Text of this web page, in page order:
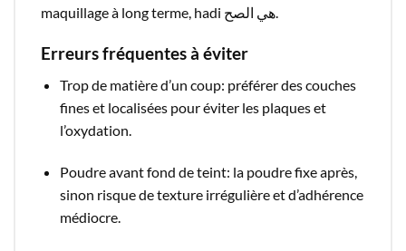
maquillage à long terme, hadi هي الصح.​
Erreurs fréquentes à éviter
Trop de matière d’un coup: préférer des couches
fines et localisées pour éviter les plaques et
l’oxydation.​
Poudre avant fond de teint: la poudre fixe après,
sinon risque de texture irrégulière et d’adhérence
médiocre.​